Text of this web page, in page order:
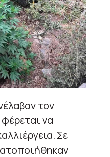
τον
να
Σε